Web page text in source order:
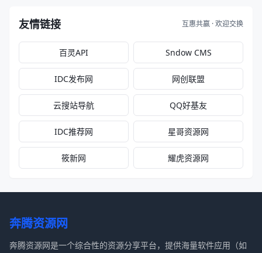
友情链接 互惠共赢 · 欢迎交换
百灵API Sndow CMS
IDC发布网 网创联盟
云搜站导航 QQ好基友
IDC推荐网 星哥资源网
筱新网 耀虎资源网
奔腾资源网
奔腾资源网是一个综合性的资源分享平台，提供海量软件应用（如